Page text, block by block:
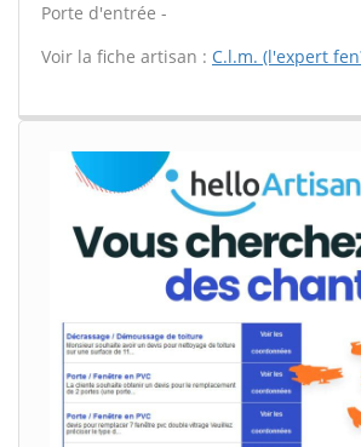
Porte d'entrée -
Voir la fiche artisan : C.l.m. (l'expert